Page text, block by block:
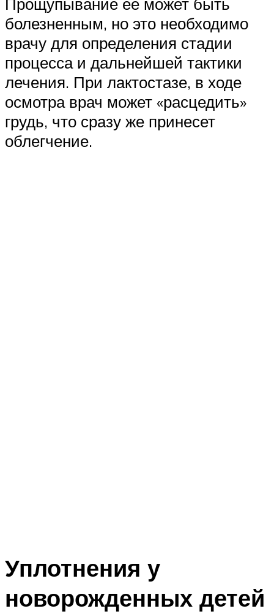
болезненным, но это необходимо
врачу для определения стадии
процесса и дальнейшей тактики
лечения. При лактостазе, в ходе
осмотра врач может «расцедить»
грудь, что сразу же принесет
облегчение.
Уплотнения у
новорожденных детей